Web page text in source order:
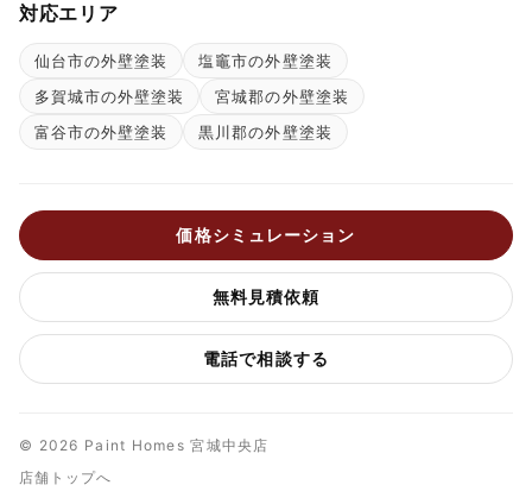
対応エリア
仙台市の外壁塗装
塩竈市の外壁塗装
多賀城市の外壁塗装
宮城郡の外壁塗装
富谷市の外壁塗装
黒川郡の外壁塗装
価格シミュレーション
無料見積依頼
電話で相談する
© 2026 Paint Homes 宮城中央店
店舗トップへ